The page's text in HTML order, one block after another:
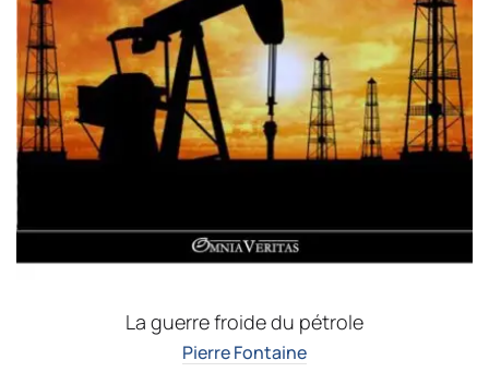
La guerre froide du pétrole
Pierre Fontaine